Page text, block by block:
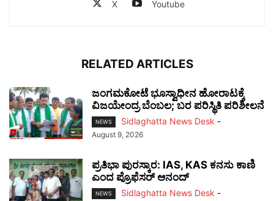
X Youtube
RELATED ARTICLES
ಜಂಗಮಕೋಟೆ ಭೂಸ್ವಾಧೀನ ಹೋರಾಟಕ್ಕೆ
ವಿಜಯೇಂದ್ರ ಬೆಂಬಲ; ಬರ ಪರಿಸ್ಥಿತಿ ಪರಿಶೀಲನೆ
NEWS Sidlaghatta News Desk -
August 9, 2026
ಪ್ರತಿಭಾ ಪುರಸ್ಕಾರ: IAS, KAS ಕನಸು ಕಾಣಿ
ಎಂದ ಪ್ರೊಫೆಸರ್ ಆನಂದ್
NEWS Sidlaghatta News Desk -